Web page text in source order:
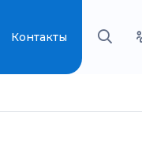
Контакты